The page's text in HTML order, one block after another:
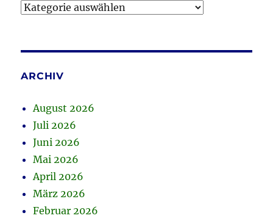
Kategorien
ARCHIV
August 2026
Juli 2026
Juni 2026
Mai 2026
April 2026
März 2026
Februar 2026